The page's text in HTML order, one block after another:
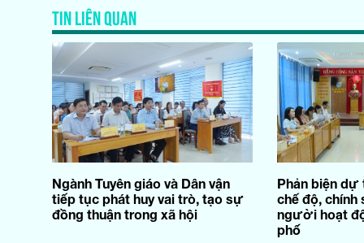
TIN LIÊN QUAN
Ngành Tuyên giáo và Dân vận
tiếp tục phát huy vai trò, tạo sự
đồng thuận trong xã hội
Phản biện dự
chế độ, chính
người hoạt
phố